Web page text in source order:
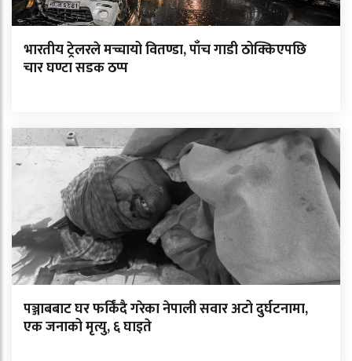
भारतीय ट्रेलरले मच्चायो वितण्डा, पाँच गाडी ठोक्किएपछि
चार घण्टा सडक ठप्प
पञ्जाबबाट घर फर्किंदै गरेका नेपाली सवार अटो दुर्घटनामा,
एक जनाको मृत्यु, ६ घाइते